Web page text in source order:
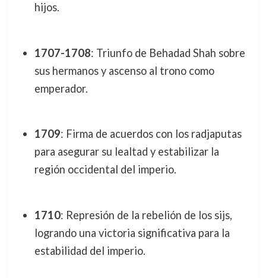
hijos.
1707-1708: Triunfo de Behadad Shah sobre
sus hermanos y ascenso al trono como
emperador.
1709: Firma de acuerdos con los radjaputas
para asegurar su lealtad y estabilizar la
región occidental del imperio.
1710: Represión de la rebelión de los sijs,
logrando una victoria significativa para la
estabilidad del imperio.